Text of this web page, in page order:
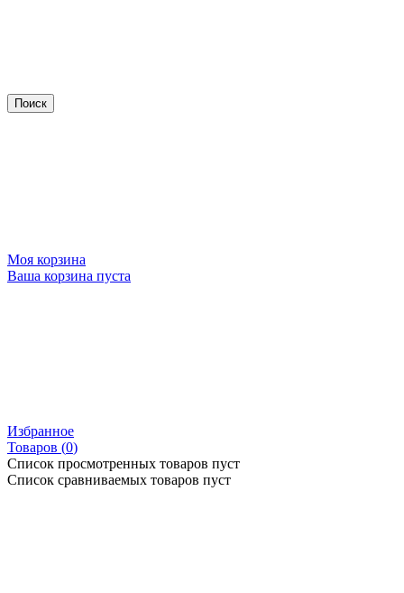
Моя корзина
Ваша корзина пуста
Избранное
Товаров (0)
Список просмотренных товаров пуст
Список сравниваемых товаров пуст